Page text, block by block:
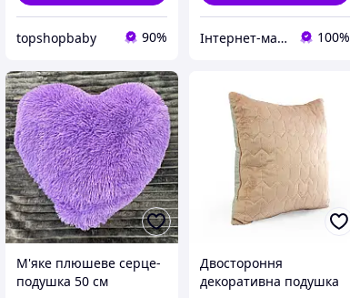
topshopbaby 90% Інтернет-магазин «Івушка» Текстильні вироби для домашнього затишку 100%
М'яке плюшеве серце-
подушка 50 см
Двостороння
декоративна подушка